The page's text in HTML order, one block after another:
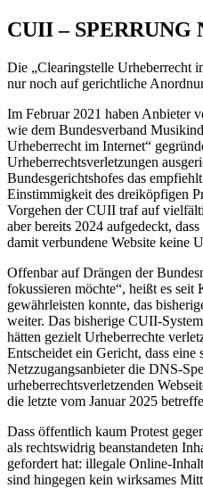
CUII –
Die „Clearingstelle Urheberrecht
nur noch auf gerichtliche
Im Februar 2021 haben Anbieter
wie dem Bundesverband
Urheberrecht im Internet“
Urheberrechtsverletzungen
Bundesgerichtshofes das
Einstimmigkeit des dreiköpfigen
Vorgehen der CUII traf auf
aber bereits 2024 aufgedeckt,
damit verbundene Website keine
Offenbar auf Drängen der
fokussieren möchte“, heißt es
gewährleisten konnte, das
weiter. Das bisherige CUII-
hätten gezielt Urheberrechte
Entscheidet ein Gericht, dass
Netzzugangsanbieter die DNS-
urheberrechtsverletzenden
die letzte vom Januar 2025
Dass öffentlich kaum Protest
als rechtswidrig beanstandeten
gefordert hat: illegale Online-
sind hingegen kein wirksames